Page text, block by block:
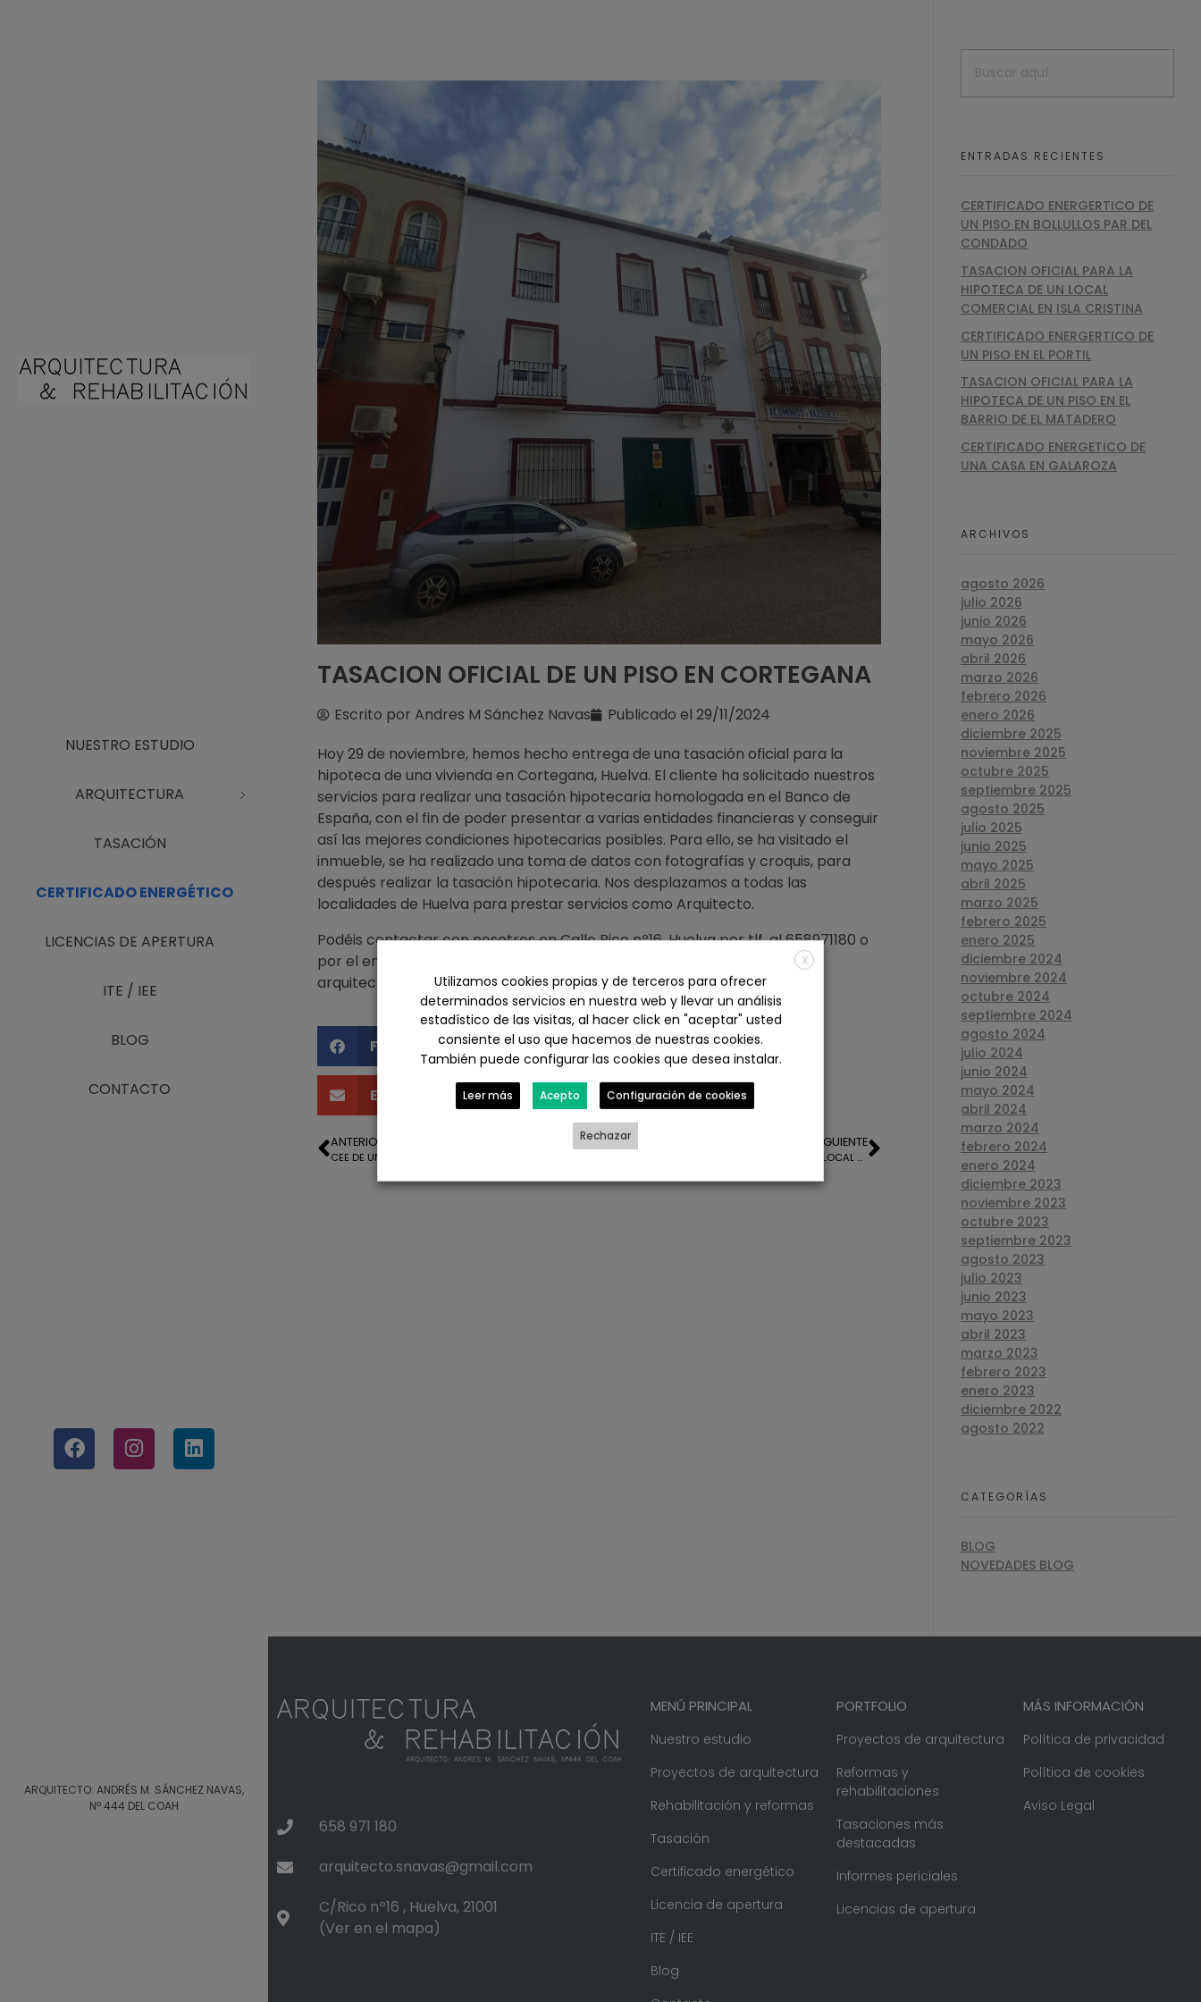
NUESTRO ESTUDIO
ARQUITECTURA
TASACIÓN
CERTIFICADO ENERGÉTICO
LICENCIAS DE APERTURA
ITE / IEE
BLOG
CONTACTO
ARQUITECTO: ANDRÉS M. SÁNCHEZ NAVAS,
Nº 444 DEL COAH
TASACION OFICIAL DE UN PISO EN CORTEGANA
Escrito por Andres M Sánchez Navas Publicado el 29/11/2024
Hoy 29 de noviembre, hemos hecho entrega de una tasación oficial para la
hipoteca de una vivienda en Cortegana, Huelva. El cliente ha solicitado nuestros
servicios para realizar una tasación hipotecaria homologada en el Banco de
España, con el fin de poder presentar a varias entidades financieras y conseguir
así las mejores condiciones hipotecarias posibles. Para ello, se ha visitado el
inmueble, se ha realizado una toma de datos con fotografías y croquis, para
después realizar la tasación hipotecaria. Nos desplazamos a todas las
localidades de Huelva para prestar servicios como Arquitecto.
Podéis contactar con nosotros en Calle Rico nº16, Huelva por tlf. al 658971180 o
por el enlace web
https://www.arquitectohuelva.com/presupuesto-
arquitecto-huelva/
Facebook X LinkedIn WhatsApp
Email
ANTERIOR
CEE DE UN LOCAL COMERCIAL EN HUELVA
SIGUIENTE
TASACION OFICIAL PARA LA HIPOTECA DE UN LOCAL COMERCIAL EN LEPE
ENTRADAS RECIENTES
CERTIFICADO ENERGERTICO DE
UN PISO EN BOLLULLOS PAR DEL
CONDADO
TASACION OFICIAL PARA LA
HIPOTECA DE UN LOCAL
COMERCIAL EN ISLA CRISTINA
CERTIFICADO ENERGERTICO DE
UN PISO EN EL PORTIL
TASACION OFICIAL PARA LA
HIPOTECA DE UN PISO EN EL
BARRIO DE EL MATADERO
CERTIFICADO ENERGETICO DE
UNA CASA EN GALAROZA
ARCHIVOS
agosto 2026
julio 2026
junio 2026
mayo 2026
abril 2026
marzo 2026
febrero 2026
enero 2026
diciembre 2025
noviembre 2025
octubre 2025
septiembre 2025
agosto 2025
julio 2025
junio 2025
mayo 2025
abril 2025
marzo 2025
febrero 2025
enero 2025
diciembre 2024
noviembre 2024
octubre 2024
septiembre 2024
agosto 2024
julio 2024
junio 2024
mayo 2024
abril 2024
marzo 2024
febrero 2024
enero 2024
diciembre 2023
noviembre 2023
octubre 2023
septiembre 2023
agosto 2023
julio 2023
junio 2023
mayo 2023
abril 2023
marzo 2023
febrero 2023
enero 2023
diciembre 2022
agosto 2022
CATEGORÍAS
BLOG
NOVEDADES BLOG
658 971 180
arquitecto.snavas@gmail.com
C/Rico nº16 , Huelva, 21001
(Ver en el mapa)
MENÚ PRINCIPAL
Nuestro estudio
Proyectos de arquitectura
Rehabilitación y reformas
Tasación
Certificado energético
Licencia de apertura
ITE / IEE
Blog
PORTFOLIO
Proyectos de arquitectura
Reformas y
rehabilitaciones
Tasaciones más
destacadas
Informes periciales
Licencias de apertura
MÁS INFORMACIÓN
Política de privacidad
Política de cookies
Aviso Legal
X
Utilizamos cookies propias y de terceros para ofrecer
determinados servicios en nuestra web y llevar un análisis
estadístico de las visitas, al hacer click en "aceptar" usted
consiente el uso que hacemos de nuestras cookies.
También puede configurar las cookies que desea instalar.
Leer más Acepto Configuración de cookies
Rechazar